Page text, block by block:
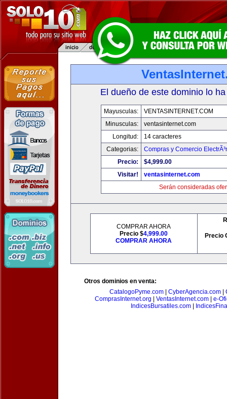
El dueño de este dominio lo
Mayusculas:
VENTASINTERNET.COM
Minusculas:
ventasinternet.com
Longitud:
14 caracteres
Categorias:
Compras y Comercio
Precio:
$4,999.00
Visitar!
ventasinternet.com
Serán consideradas
COMPRAR AHORA
Precio $4,999.00
COMPRAR AHORA
Precio
Otros dominios en venta:
CatalogoPyme.com
CyberAgencia.com
ComprasInternet.org
VentasInternet.com| e-
IndicesBursatiles.com|